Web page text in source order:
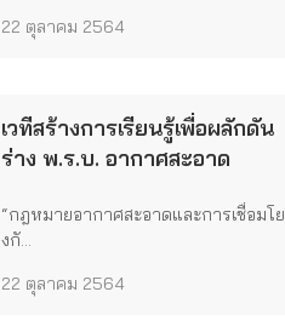
22 ตุลาคม 2564
เวทีสร้างการเรียนรู้เพื่อผลักดัน
ร่าง พ.ร.บ. อากาศสะอาด
“กฎหมายอากาศสะอาดและการเชื่อมโย
งกั...
22 ตุลาคม 2564